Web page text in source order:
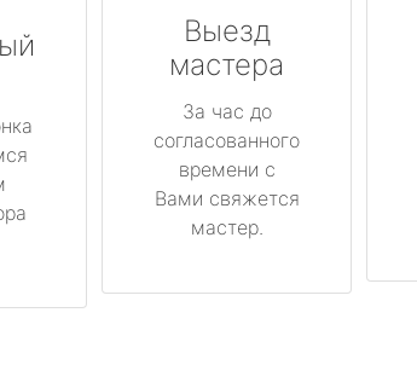
Выезд
мастера
За час до
согласованного
времени с
Вами свяжется
мастер.